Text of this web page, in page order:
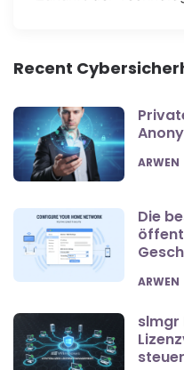
Recent
POSTED
ARWEN
Die
POSTED
ARWEN
slmgr